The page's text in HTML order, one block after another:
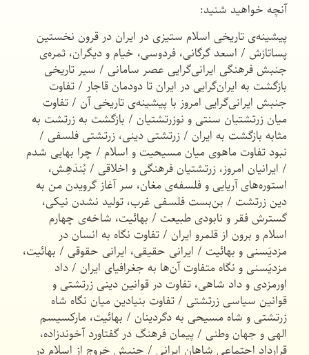
آنچه خواهید شنید:
پیشینه‌ی تاریخی اسلام ستیزی در ایران در قرون نخستین
پساتازش / اسعد گرگانی، فردوسی، خیام و دیگران، ثمره‌ی
جنبش فرهنگی ایرانی‌گرایی عصر سامانی / سیر تاریخی
بازگشت به ایران‌گرایی در ایران تا دودمان قاجار / تفاوت
جنبش ایرانی‌گرایی امروز با پیشینه‌ی تاریخی آن / تفاوت
میان زرتشتیان سنتی و نوزرتشتیان / بازگشت به زرتشت به
مثابه بازگشت به ایران / زرتشتی دینی، زرتشتی فلسفی /
نبود تفاوت ماهوی میان مسیحیت و اسلام / چرا بهایی شدم
/ ایرانیان امروز، زرتشتیان فرهنگی و اخلاقی / بُندَهِش،
استوره‌های آریایی و فلسفه‌ی مغان، سر آغاز گرویدن من به
دین زرتشت / بن‌بست فلسفی غرب، تولید نشدن نیکی،
گسترش فقر و نابودی طبیعت / بهائیت، شاخه‌ی چهارم
اسلام و برون از قلمرو ایران / تفاوت نگاه به انسان در
مزدیَسنی و بهائیت / ایرانی حقیقی، ایرانی حقوقی / بهائیت،
مزدیَسنی و نگاه متفاوت آن‌ها به جغرافیای ایران / داد
اورمزدی و داد شاهی، تفاوت در قوانین دینی زرتشتی و
قوانین سیاسی زرتشتی / تفاوت بنیادین میان نگاه شاه
زرتشتی و شاه مسیحی به دگردینان / بهائیت، مارکسیسم
الهی و جهان وطنی / پیمان فرهنگ در گفتاورد آخوندزاده،
قرارداد اجتماعی شاهان ایرانی / جنبش خروج از اسلام در